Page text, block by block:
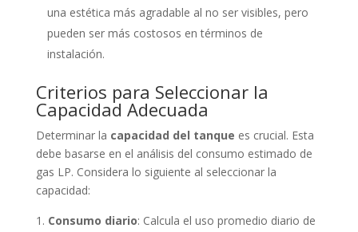
una estética más agradable al no ser visibles, pero
pueden ser más costosos en términos de
instalación.
Criterios para Seleccionar la
Capacidad Adecuada
Determinar la capacidad del tanque es crucial. Esta
debe basarse en el análisis del consumo estimado de
gas LP. Considera lo siguiente al seleccionar la
capacidad:
Consumo diario: Calcula el uso promedio diario de